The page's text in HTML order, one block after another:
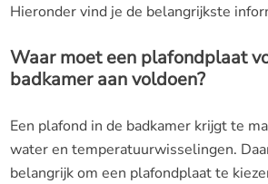
Hieronder vind je de belangrijkste
Waar moet een plafondplaat
badkamer aan voldoen?
Een plafond in de badkamer krijgt te
water en temperatuurwisselingen.
belangrijk om een plafondplaat te